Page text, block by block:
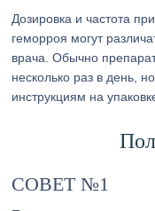
Дозировка и частота
геморроя могут
врача. Обычно
несколько раз в день,
инструкциям на
СОВЕТ №1